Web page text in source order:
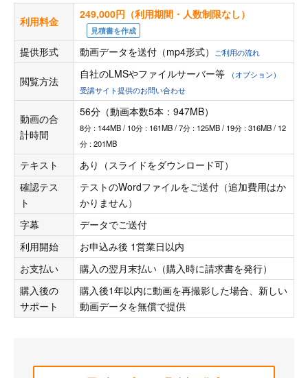
利用料金
249,000円（利用期間・人数制限なし）
見積書を作成
提供形式 動画データを送付（mp4形式） ご利用の流れ
閲覧方法
自社のLMSやファイルサーバー等
（オプション）
受講サイト提供のお問い合わせ
動画の合
計時間
56分（動画本数5本：947MB）
8分 : 144MB / 10分 : 161MB / 7分 : 125MB / 19分 : 316MB / 12
分 : 201MB
テキスト
あり（スライドをダウンロード可）
確認テス
ト
テストのWordファイルをご送付（追加費用はか
かりません）
字幕
データでご送付
利用開始
お申込み後 1営業日以内
お支払い
購入の翌月末払い（購入時に請求書を発行）
購入後の
サポート
購入後1年以内に動画を再撮影した場合、新しい
動画データを無償で提供